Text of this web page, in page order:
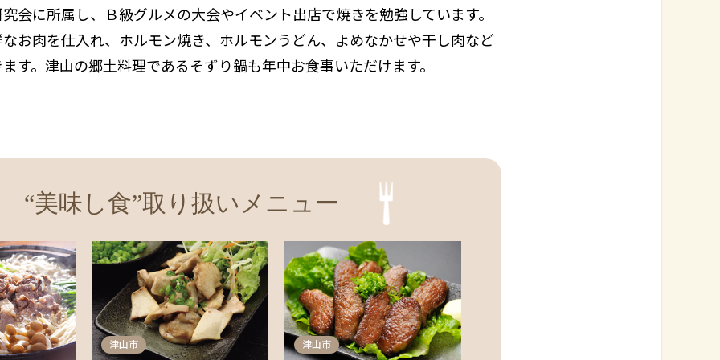
会に所属し、Ｂ級グルメの大会やイベント出店で焼きを勉強しています。
お肉を仕入れ、ホルモン焼き、ホルモンうどん、よめなかせや干し肉など
す。津山の郷土料理であるそずり鍋も年中お食事いただけます。
“美味し食”取り扱いメニュー
津山市 津山市